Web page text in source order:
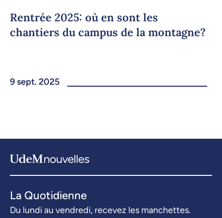
Rentrée 2025: où en sont les
chantiers du campus de la montagne?
9 sept. 2025
La Quotidienne
Du lundi au vendredi, recevez les manchettes.